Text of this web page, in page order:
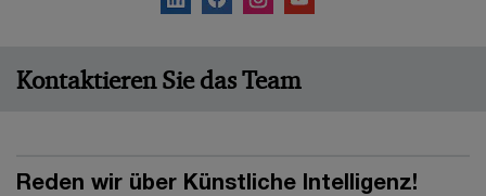
Kontaktieren Sie das Team
Reden wir über Künstliche Intelligenz!